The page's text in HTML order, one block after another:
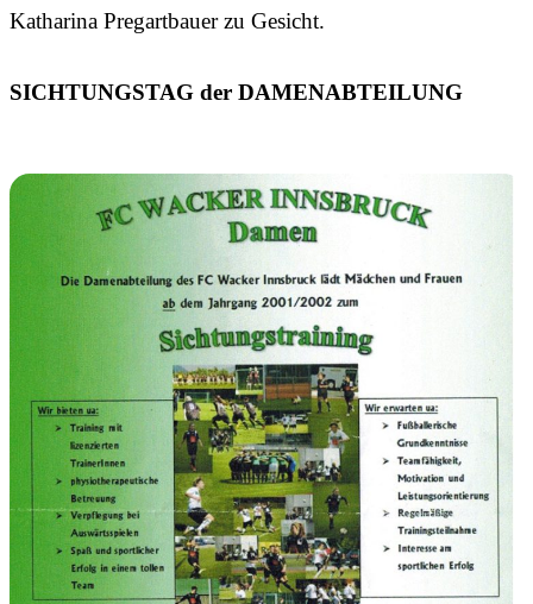
Katharina Pregartbauer zu Gesicht.
SICHTUNGSTAG der DAMENABTEILUNG